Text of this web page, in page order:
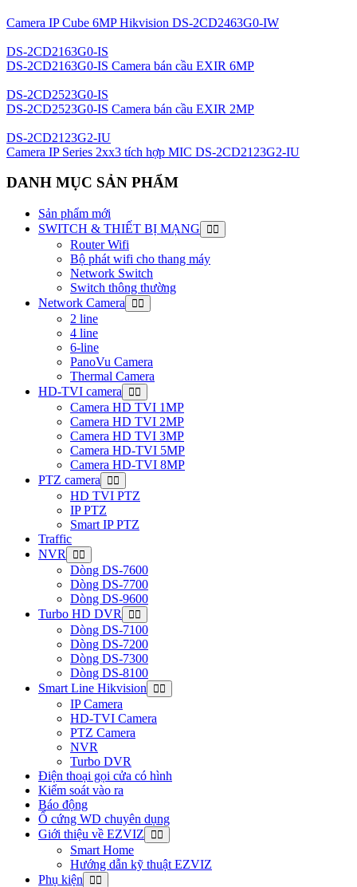
Camera IP Cube 6MP Hikvision DS-2CD2463G0-IW
DS-2CD2163G0-IS
DS-2CD2163G0-IS Camera bán cầu EXIR 6MP
DS-2CD2523G0-IS
DS-2CD2523G0-IS Camera bán cầu EXIR 2MP
DS-2CD2123G2-IU
Camera IP Series 2xx3 tích hợp MIC DS-2CD2123G2-IU
DANH MỤC SẢN PHẨM
Sản phẩm mới
SWITCH & THIẾT BỊ MẠNG
Router Wifi
Bộ phát wifi cho thang máy
Network Switch
Switch thông thường
Network Camera
2 line
4 line
6-line
PanoVu Camera
Thermal Camera
HD-TVI camera
Camera HD TVI 1MP
Camera HD TVI 2MP
Camera HD TVI 3MP
Camera HD-TVI 5MP
Camera HD-TVI 8MP
PTZ camera
HD TVI PTZ
IP PTZ
Smart IP PTZ
Traffic
NVR
Dòng DS-7600
Dòng DS-7700
Dòng DS-9600
Turbo HD DVR
Dòng DS-7100
Dòng DS-7200
Dòng DS-7300
Dòng DS-8100
Smart Line Hikvision
IP Camera
HD-TVI Camera
PTZ Camera
NVR
Turbo DVR
Điện thoại gọi cửa có hình
Kiểm soát vào ra
Báo động
Ổ cứng WD chuyên dụng
Giới thiệu về EZVIZ
Smart Home
Hướng dẫn kỹ thuật EZVIZ
Phụ kiện